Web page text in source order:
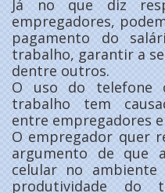
Já no que diz
empregadores,
pagamento do
trabalho, garantir a
dentre outros.
O uso do telefone
trabalho tem
entre empregadores
O empregador quer
argumento de que
celular no
produtividade do